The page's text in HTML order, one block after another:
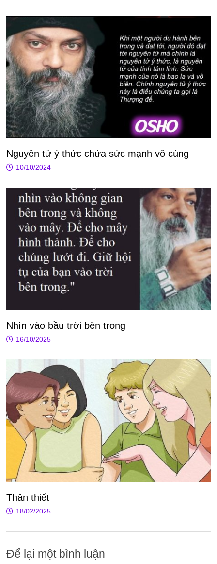
Nguyên tử ý thức chứa sức mạnh vô cùng
10/10/2024
Nhìn vào bầu trời bên trong
16/10/2025
Thân thiết
18/02/2025
Để lại một bình luận